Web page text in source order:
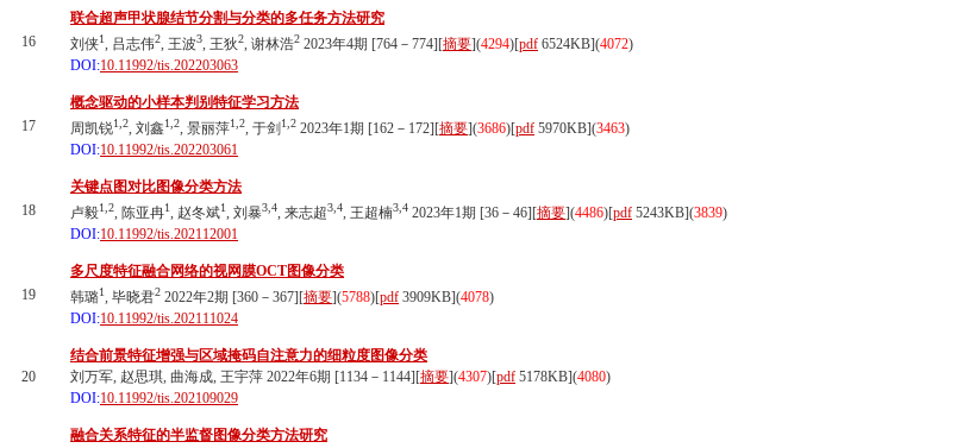
16
联合超声甲状腺结节分割与分类的多任务方法研究
刘侠1, 吕志伟2, 王波3, 王狄2, 谢林浩2 2023年4期 [764－774][摘要](4294)[pdf 6524KB](4072)
DOI:10.11992/tis.202203063
17
概念驱动的小样本判别特征学习方法
周凯锐1,2, 刘鑫1,2, 景丽萍1,2, 于剑 1,2 2023年1期 [162－172][摘要](3686)[pdf 5970KB](3463)
DOI:10.11992/tis.202203061
18
关键点图对比图像分类方法
卢毅1,2, 陈亚冉1, 赵冬斌1, 刘暴3,4, 来志超3,4, 王超楠3,4 2023年1期 [36－46][摘要](4486)[pdf 5243KB](3839)
DOI:10.11992/tis.202112001
19
多尺度特征融合网络的视网膜OCT图像分类
韩璐1, 毕晓君2 2022年2期 [360－367][摘要](5788)[pdf 3909KB](4078)
DOI:10.11992/tis.202111024
20
结合前景特征增强与区域掩码自注意力的细粒度图像分类
刘万军, 赵思琪, 曲海成, 王宇萍 2022年6期 [1134－1144][摘要](4307)[pdf 5178KB](4080)
DOI:10.11992/tis.202109029
融合关系特征的半监督图像分类方法研究